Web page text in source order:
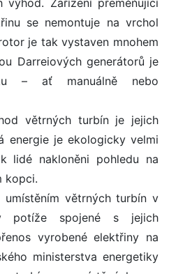
Zařízení přeměňující
se nemontuje na vrchol
je tak vystaven mnohem
Darreiových generátorů je
– ať manuálně nebo
větrných turbín je jejich
energie je ekologicky velmi
lidé nakloněni pohledu na
kopci.
větrných turbín v
potíže spojené s jejich
vyrobené elektřiny na
ministerstva energetiky